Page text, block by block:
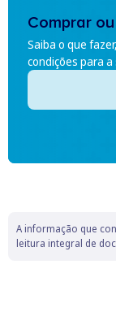
Comprar
Saiba o que
condições para a
A informação que
leitura integral de